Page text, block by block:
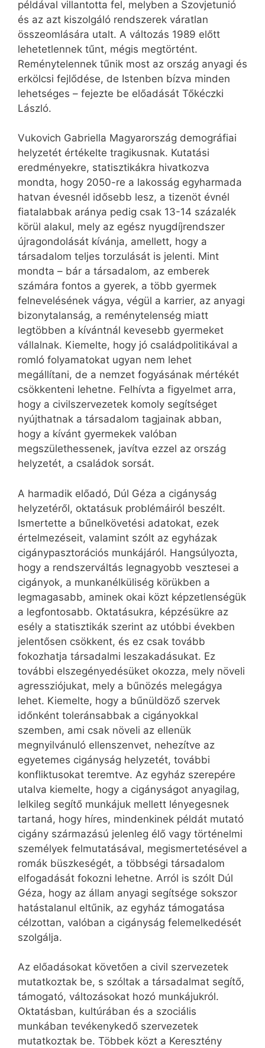
példával villantotta fel, melyben a Szovjetunió
és az azt kiszolgáló rendszerek váratlan
összeomlására utalt. A változás 1989 előtt
lehetetlennek tűnt, mégis megtörtént.
Reménytelennek tűnik most az ország anyagi és
erkölcsi fejlődése, de Istenben bízva minden
lehetséges – fejezte be előadását Tőkéczki
László.
Vukovich Gabriella Magyarország demográfiai
helyzetét értékelte tragikusnak. Kutatási
eredményekre, statisztikákra hivatkozva
mondta, hogy 2050-re a lakosság egyharmada
hatvan évesnél idősebb lesz, a tizenöt évnél
fiatalabbak aránya pedig csak 13-14 százalék
körül alakul, mely az egész nyugdíjrendszer
újragondolását kívánja, amellett, hogy a
társadalom teljes torzulását is jelenti. Mint
mondta – bár a társadalom, az emberek
számára fontos a gyerek, a több gyermek
felnevelésének vágya, végül a karrier, az anyagi
bizonytalanság, a reménytelenség miatt
legtöbben a kívántnál kevesebb gyermeket
vállalnak. Kiemelte, hogy jó családpolitikával a
romló folyamatokat ugyan nem lehet
megállítani, de a nemzet fogyásának mértékét
csökkenteni lehetne. Felhívta a figyelmet arra,
hogy a civilszervezetek komoly segítséget
nyújthatnak a társadalom tagjainak abban,
hogy a kívánt gyermekek valóban
megszülethessenek, javítva ezzel az ország
helyzetét, a családok sorsát.
A harmadik előadó, Dúl Géza a cigányság
helyzetéről, oktatásuk problémáiról beszélt.
Ismertette a bűnelkövetési adatokat, ezek
értelmezéseit, valamint szólt az egyházak
cigánypasztorációs munkájáról. Hangsúlyozta,
hogy a rendszerváltás legnagyobb vesztesei a
cigányok, a munkanélküliség körükben a
legmagasabb, aminek okai közt képzetlenségük
a legfontosabb. Oktatásukra, képzésükre az
esély a statisztikák szerint az utóbbi években
jelentősen csökkent, és ez csak tovább
fokozhatja társadalmi leszakadásukat. Ez
további elszegényedésüket okozza, mely növeli
agressziójukat, mely a bűnözés melegágya
lehet. Kiemelte, hogy a bűnüldöző szervek
időnként toleránsabbak a cigányokkal
szemben, ami csak növeli az ellenük
megnyilvánuló ellenszenvet, nehezítve az
egyetemes cigányság helyzetét, további
konfliktusokat teremtve. Az egyház szerepére
utalva kiemelte, hogy a cigányságot anyagilag,
lelkileg segítő munkájuk mellett lényegesnek
tartaná, hogy híres, mindenkinek példát mutató
cigány származású jelenleg élő vagy történelmi
személyek felmutatásával, megismertetésével a
romák büszkeségét, a többségi társadalom
elfogadását fokozni lehetne. Arról is szólt Dúl
Géza, hogy az állam anyagi segítsége sokszor
hatástalanul eltűnik, az egyház támogatása
célzottan, valóban a cigányság felemelkedését
szolgálja.
Az előadásokat követően a civil szervezetek
mutatkoztak be, s szóltak a társadalmat segítő,
támogató, változásokat hozó munkájukról.
Oktatásban, kultúrában és a szociális
munkában tevékenykedő szervezetek
mutatkoztak be. Többek közt a Keresztény